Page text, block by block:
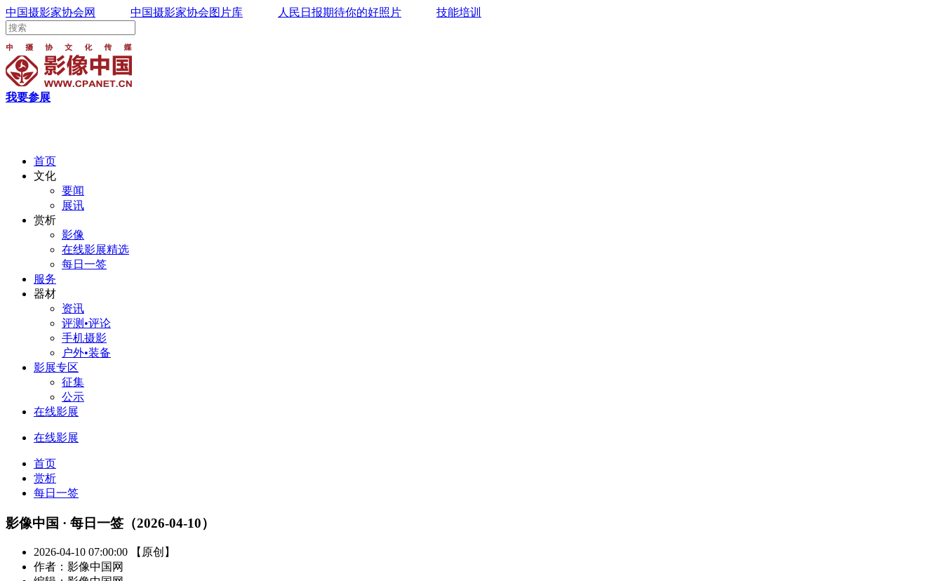
中国摄影家协会网 中国摄影家协会图片库 人民日报期待你的好照片 技能培训
我要参展
首页
文化
要闻
展讯
赏析
影像
在线影展精选
每日一签
服务
器材
资讯
评测•评论
手机摄影
户外•装备
影展专区
征集
公示
在线影展
在线影展
首页
赏析
每日一签
影像中国 · 每日一签（2026-04-10）
2026-04-10 07:00:00 【原创】
作者：影像中国网